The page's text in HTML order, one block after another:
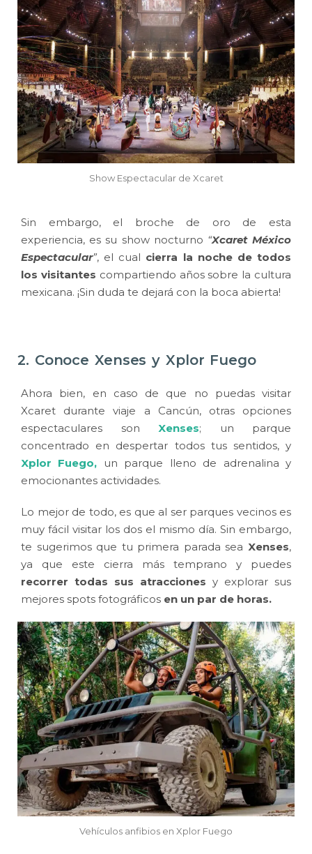
Show Espectacular de Xcaret
Sin embargo, el broche de oro de esta
experiencia, es su show nocturno “Xcaret México
Espectacular”, el cual cierra la noche de todos
los visitantes compartiendo años sobre la cultura
mexicana. ¡Sin duda te dejará con la boca abierta!
2. Conoce Xenses y Xplor Fuego
Ahora bien, en caso de que no puedas visitar
Xcaret durante viaje a Cancún, otras opciones
espectaculares son Xenses; un parque
concentrado en despertar todos tus sentidos, y
Xplor Fuego,
un parque lleno de adrenalina y
emocionantes actividades.
Lo mejor de todo, es que al ser parques vecinos es
muy fácil visitar los dos el mismo día. Sin embargo,
te sugerimos que tu primera parada sea Xenses,
ya que este cierra más temprano y puedes
recorrer todas sus atracciones y explorar sus
mejores spots fotográficos en un par de horas.
Vehículos anfibios en Xplor Fuego